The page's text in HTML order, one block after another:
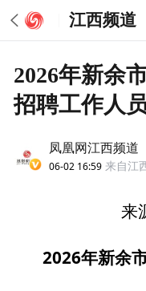
江西频道
2026年新余
招聘工作人
凤凰网江西频道
06-02 16:59 来自江
来
2026年新余